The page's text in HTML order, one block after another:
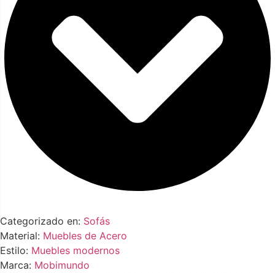
Categorizado en: Sofás
Material: Muebles de Acero
Estilo: Muebles modernos
Marca: Mobimundo